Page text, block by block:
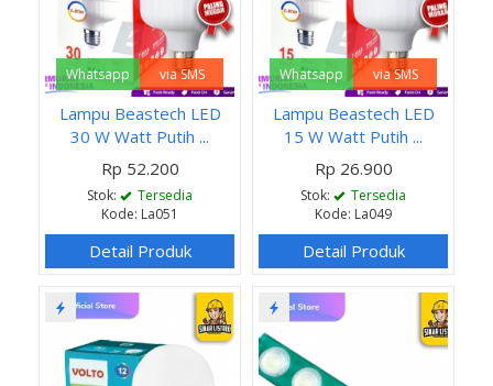
Whatsapp via SMS
Lampu Beastech LED
30 W Watt Putih ...
Rp 52.200
Stok:
Tersedia
Kode: La051
Detail Produk
Whatsapp via SMS
Lampu Beastech LED
15 W Watt Putih ...
Rp 26.900
Stok:
Tersedia
Kode: La049
Detail Produk